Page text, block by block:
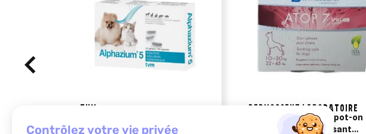
TVM DERMOSCENT LABORATOIRE
dermoscent atop 7 spot-on
chien 10-20 kg - apaisant
contrôlez votre vie privée